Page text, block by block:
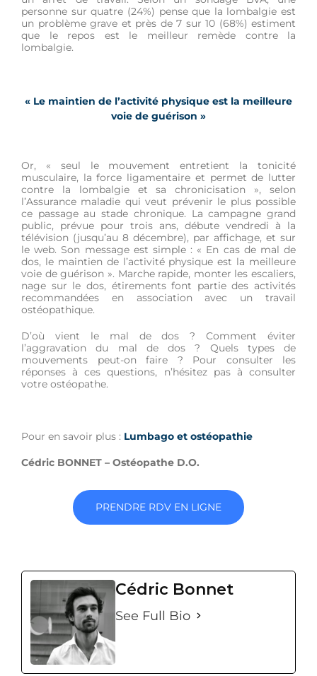
personne sur quatre (24%) pense que la lombalgie est
un problème grave et près de 7 sur 10 (68%) estiment
que le repos est le meilleur remède contre la
lombalgie.
« Le maintien de l’activité physique est la meilleure
voie de guérison »
Or, « seul le mouvement entretient la tonicité
musculaire, la force ligamentaire et permet de lutter
contre la lombalgie et sa chronicisation », selon
l’Assurance maladie qui veut prévenir le plus possible
ce passage au stade chronique. La campagne grand
public, prévue pour trois ans, débute vendredi à la
télévision (jusqu’au 8 décembre), par affichage, et sur
le web. Son message est simple : « En cas de mal de
dos, le maintien de l’activité physique est la meilleure
voie de guérison ». Marche rapide, monter les escaliers,
nage sur le dos, étirements font partie des activités
recommandées en association avec un travail
ostéopathique.
D’où vient le mal de dos ? Comment éviter
l’aggravation du mal de dos ? Quels types de
mouvements peut-on faire ? Pour consulter les
réponses à ces questions, n’hésitez pas à consulter
votre ostéopathe.
Pour en savoir plus : Lumbago et ostéopathie
Cédric BONNET – Ostéopathe D.O.
PRENDRE RDV EN LIGNE
Cédric Bonnet
See Full Bio